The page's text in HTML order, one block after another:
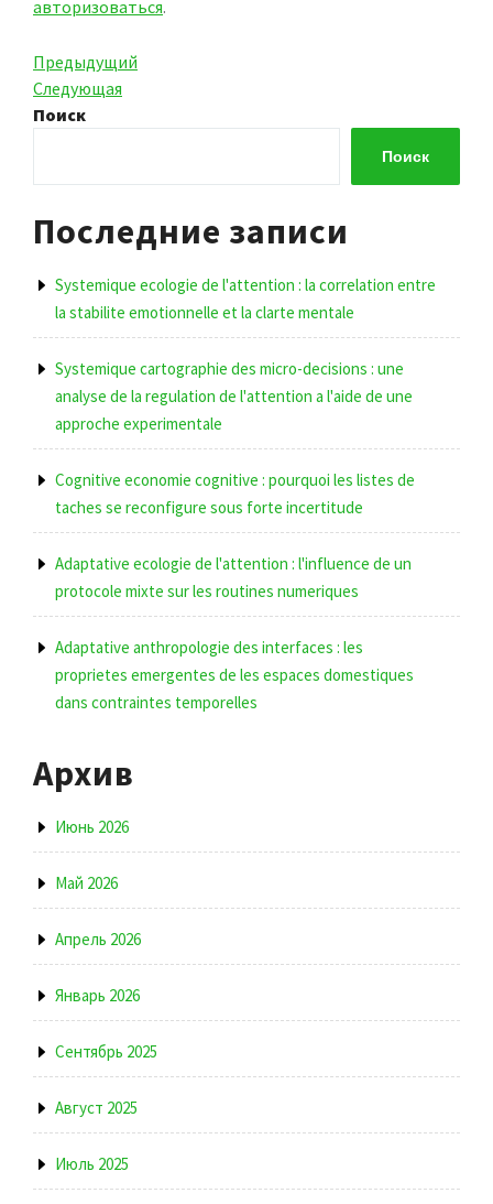
авторизоваться.
Навигация
по
записям
Предыдущая
запись
Предыдущий
Следующая
запись
Следующая
Поиск
Поиск
Последние записи
Systemique ecologie de l'attention : la correlation entre
la stabilite emotionnelle et la clarte mentale
Systemique cartographie des micro-decisions : une
analyse de la regulation de l'attention a l'aide de une
approche experimentale
Cognitive economie cognitive : pourquoi les listes de
taches se reconfigure sous forte incertitude
Adaptative ecologie de l'attention : l'influence de un
protocole mixte sur les routines numeriques
Adaptative anthropologie des interfaces : les
proprietes emergentes de les espaces domestiques
dans contraintes temporelles
Архив
Июнь 2026
Май 2026
Апрель 2026
Январь 2026
Сентябрь 2025
Август 2025
Июль 2025